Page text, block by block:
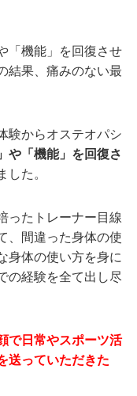
「機能」を回復させ
結果、痛みのない最
験からオステオパシ
や「機能」を回復さ
した。
ったトレーナー目線
、間違った身体の使
身体の使い方を身に
の経験を全て出し尽
で日常やスポーツ活
送っていただきた